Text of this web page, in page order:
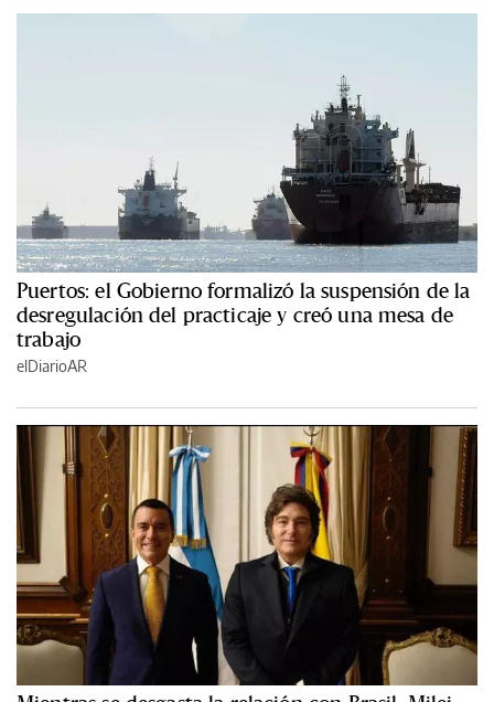
Puertos: el Gobierno formalizó la suspensión de la
desregulación del practicaje y creó una mesa de
trabajo
elDiarioAR